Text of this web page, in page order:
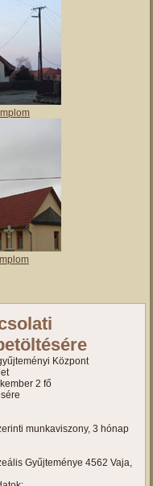
Központ
2 fő
munkaviszony, 3 hónap
Gyűjteménye 4562 Vaja,